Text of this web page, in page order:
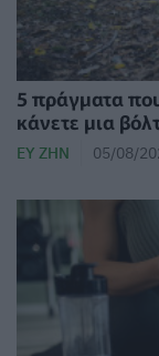
5 πράγματα
κάνετε μια
ΕΥ ΖΗΝ 05/08/